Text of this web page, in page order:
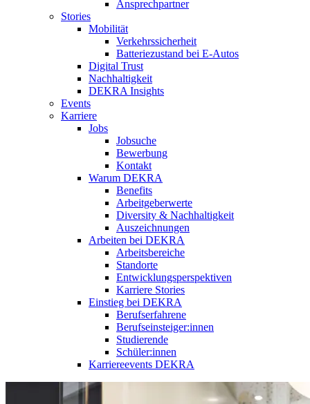
Ansprechpartner
Stories
Mobilität
Verkehrssicherheit
Batteriezustand bei E-Autos
Digital Trust
Nachhaltigkeit
DEKRA Insights
Events
Karriere
Jobs
Jobsuche
Bewerbung
Kontakt
Warum DEKRA
Benefits
Arbeitgeberwerte
Diversity & Nachhaltigkeit
Auszeichnungen
Arbeiten bei DEKRA
Arbeitsbereiche
Standorte
Entwicklungsperspektiven
Karriere Stories
Einstieg bei DEKRA
Berufserfahrene
Berufseinsteiger:innen
Studierende
Schüler:innen
Karriereevents DEKRA